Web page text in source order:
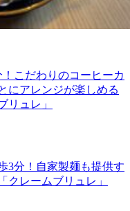
！こだわりのコーヒーカ
にアレンジが楽しめる
リュレ」
3分！自家製麺も提供す
クレームブリュレ」